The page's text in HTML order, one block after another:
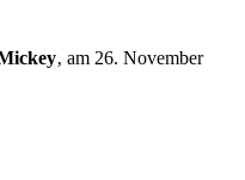
‚ am 26. November